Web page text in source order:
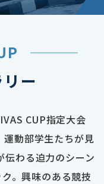
ー
CUP指定大会
運動部学生たちが見
伝わる迫力のシーン
。興味のある競技